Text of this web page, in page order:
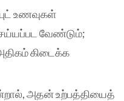
உணவுகள்
வேண்டும்;
கிடைக்க
அதன் உற்பத்தியைத்